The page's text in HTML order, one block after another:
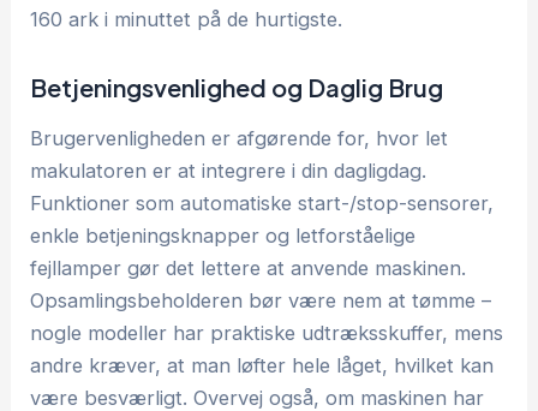
160 ark i minuttet på de hurtigste.
Betjeningsvenlighed og Daglig Brug
Brugervenligheden er afgørende for, hvor let
makulatoren er at integrere i din dagligdag.
Funktioner som automatiske start-/stop-sensorer,
enkle betjeningsknapper og letforståelige
fejllamper gør det lettere at anvende maskinen.
Opsamlingsbeholderen bør være nem at tømme –
nogle modeller har praktiske udtræksskuffer, mens
andre kræver, at man løfter hele låget, hvilket kan
være besværligt. Overvej også, om maskinen har